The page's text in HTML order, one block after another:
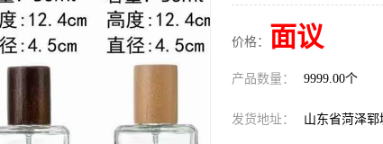
价格： 面议
产品数量： 9999.00个
发货地址： 山东省菏泽郓